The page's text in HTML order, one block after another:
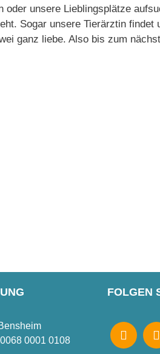
oder unsere Lieblingsplätze
Sogar unsere Tierärztin
ganz liebe. Also bis zum
0001 0108
FOLGEN